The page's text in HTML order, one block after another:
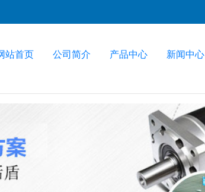
站首页 公司简介 产品中心 新闻中心